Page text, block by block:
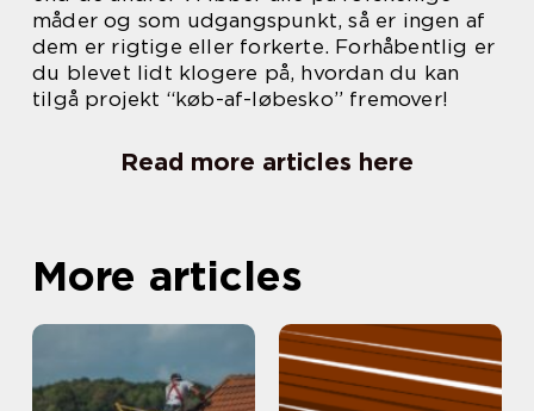
måder og som udgangspunkt, så er ingen af
dem er rigtige eller forkerte. Forhåbentlig er
du blevet lidt klogere på, hvordan du kan
tilgå projekt “køb-af-løbesko” fremover!
Read more articles here
More articles